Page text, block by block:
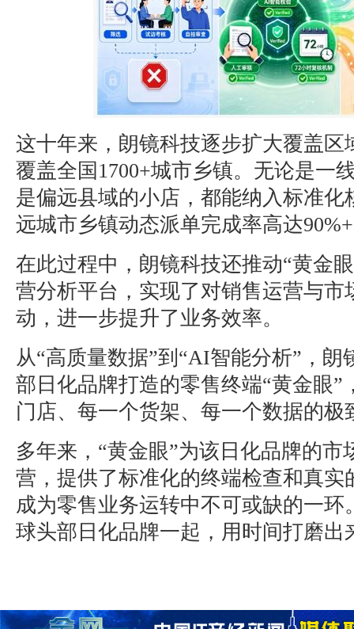
这十年来，朗镜科技逐步扩大覆盖区
覆盖全国1700+城市乡镇。无论是一
是偏远县域的小店，都能纳入标准化
远城市乡镇动态派单完成率高达
在此过程中，朗镜科技还推动“黄金
营分析平台，实现了对销售运营与市
动，进一步提升了业务效率。
从“高质量数据”到“AI智能分析”，朗
部日化品牌打造的零售终端“黄金眼”
门店、每一个货架、每一个数据的极
多年来，“黄金眼”为该日化品牌的市
营，提供了标准化的终端检查和真实
成为零售业务运转中不可或缺的一环
球头部日化品牌一起，用时间打磨出